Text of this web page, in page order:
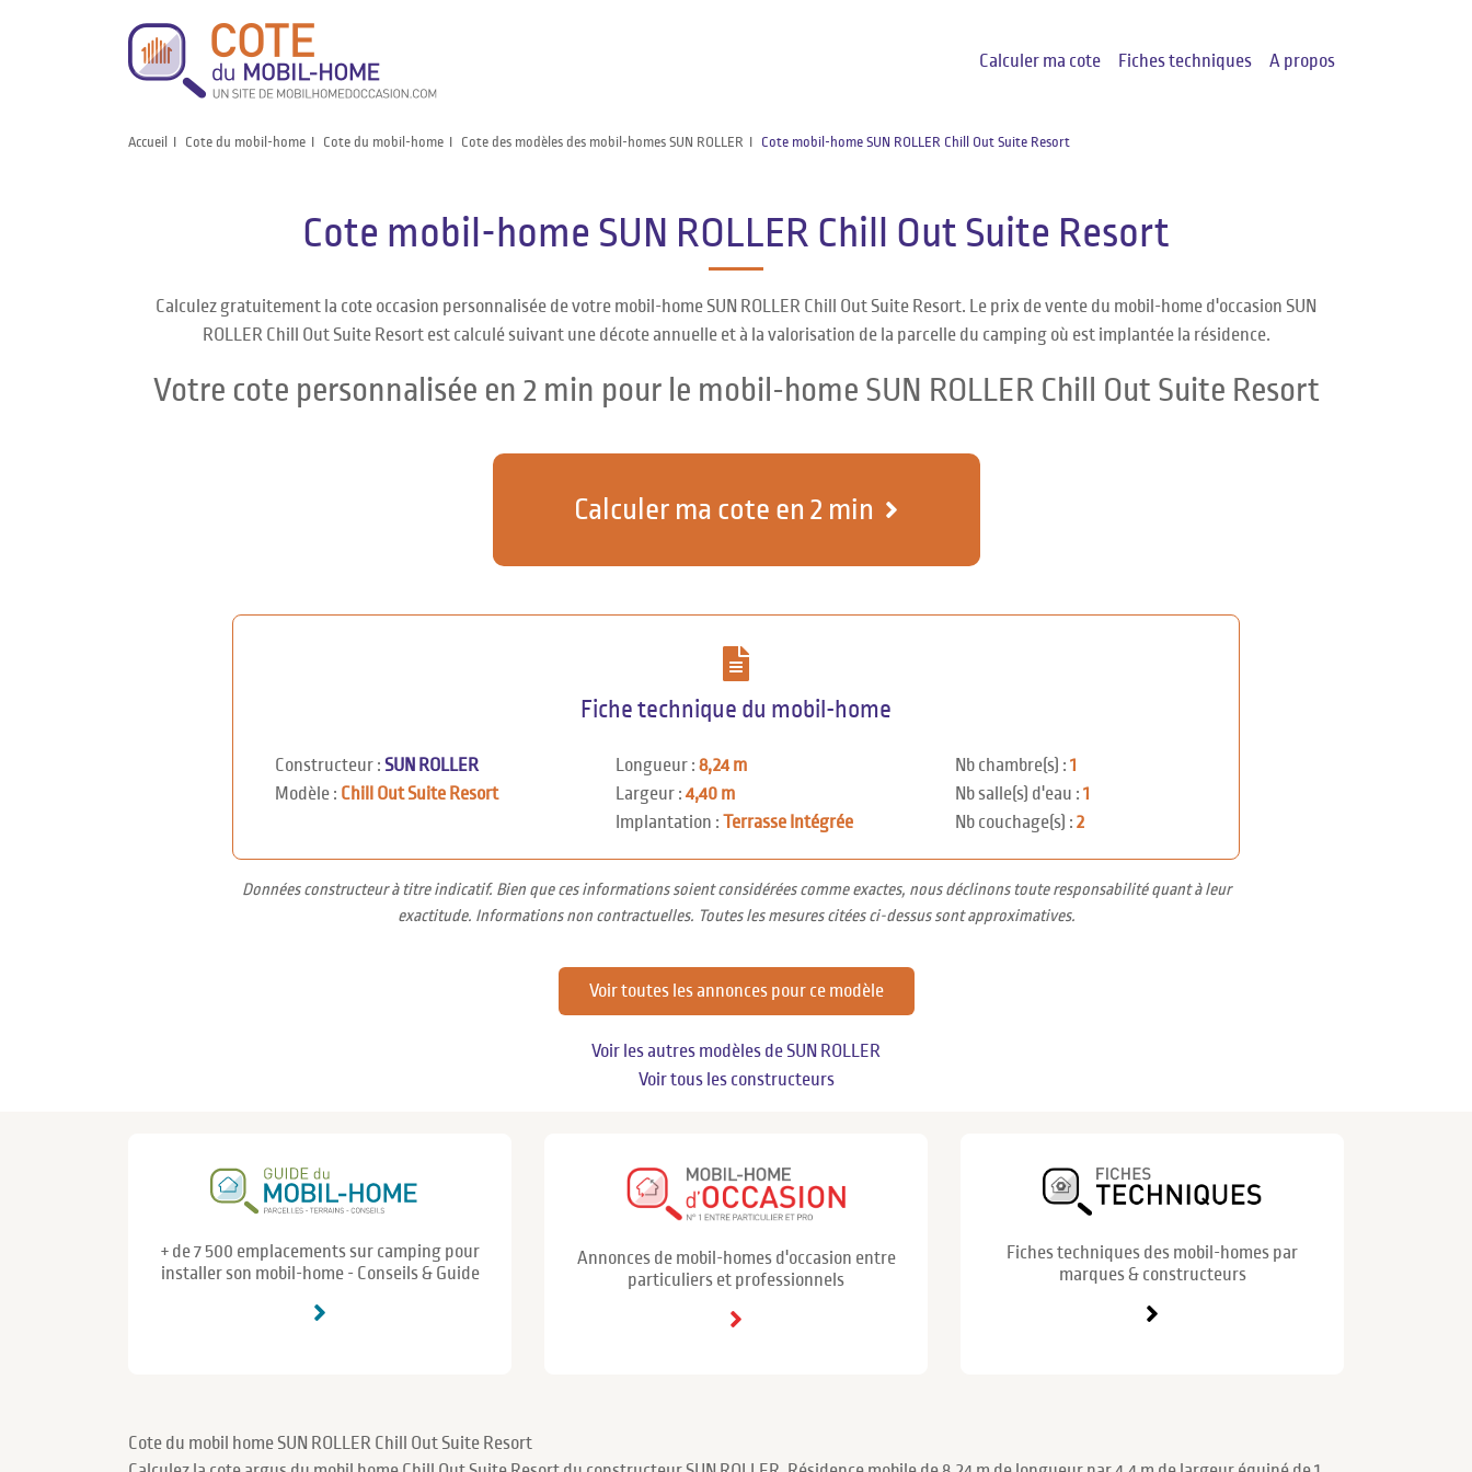
Calculer ma cote Fiches techniques A propos
Accueil Cote du mobil-home Cote du mobil-home Cote des modèles des mobil-homes SUN ROLLER Cote mobil-home SUN ROLLER Chill Out Suite Resort
Cote mobil-home SUN ROLLER Chill Out Suite Resort
Calculez gratuitement la cote occasion personnalisée de votre mobil-home SUN ROLLER Chill Out Suite Resort. Le prix de vente du mobil-home d'occasion SUN
ROLLER Chill Out Suite Resort est calculé suivant une décote annuelle et à la valorisation de la parcelle du camping où est implantée la résidence.
Votre cote personnalisée en 2 min pour le mobil-home SUN ROLLER Chill Out Suite Resort
Calculer ma cote en 2 min
Fiche technique du mobil-home
Constructeur : SUN ROLLER
Modèle : Chill Out Suite Resort
Longueur : 8,24 m
Largeur : 4,40 m
Implantation : Terrasse Intégrée
Nb chambre(s) :1
Nb salle(s) d'eau :1
Nb couchage(s) :2
Données constructeur à titre indicatif. Bien que ces informations soient considérées comme exactes, nous déclinons toute responsabilité quant à leur
exactitude. Informations non contractuelles. Toutes les mesures citées ci-dessus sont approximatives.
Voir toutes les annonces pour ce modèle
Voir les autres modèles de SUN ROLLER
Voir tous les constructeurs
+ de 7 500 emplacements sur camping pour
installer son mobil-home - Conseils & Guide
Annonces de mobil-homes d'occasion entre
particuliers et professionnels
Fiches techniques des mobil-homes par
marques & constructeurs
Cote du mobil home SUN ROLLER Chill Out Suite Resort